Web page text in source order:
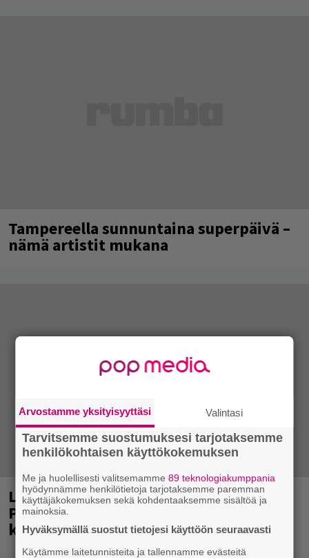
Tampereella sunnuntaina superpäivä –
nämä artistit mukana
Laittomasta graffitista kiinni jäänyt
Paavo Arhinmäki jälleen spraypullo
kädessä – näitä puolueita ei kiinnosta
Arvostamme yksityisyyttäsi Valintasi
Tarvitsemme suostumuksesi tarjotaksemme
henkilökohtaisen käyttökokemuksen
Me ja huolellisesti valitsemamme89 teknologiakumppania
hyödynnämme henkilötietoja tarjotaksemme paremman
käyttäjäkokemuksen sekä kohdentaaksemme sisältöä ja
mainoksia.
Hyväksymällä suostut tietojesi käyttöön seuraavasti
Käytämme laitetunnisteita ja tallennamme evästeitä